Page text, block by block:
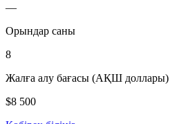
—
Орындар саны
8
Жалға алу бағасы (АҚШ доллары)
$8 500